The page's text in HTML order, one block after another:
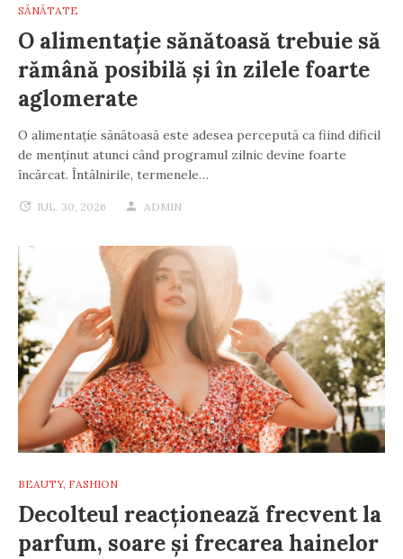
SĂNĂTATE
O alimentație sănătoasă trebuie să
rămână posibilă și în zilele foarte
aglomerate
O alimentație sănătoasă este adesea percepută ca fiind dificil
de menținut atunci când programul zilnic devine foarte
încărcat. Întâlnirile, termenele…
IUL. 30, 2026 ADMIN
BEAUTY, FASHION
Decolteul reacționează frecvent la
parfum, soare și frecarea hainelor